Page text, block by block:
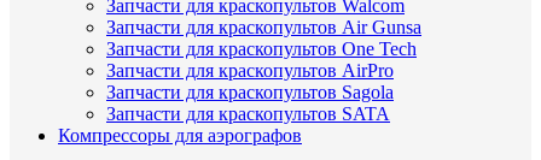
Запчасти для краскопультов Walcom
Запчасти для краскопультов Air Gunsa
Запчасти для краскопультов One Tech
Запчасти для краскопультов AirPro
Запчасти для краскопультов Sagola
Запчасти для краскопультов SATA
Компрессоры для аэрографов